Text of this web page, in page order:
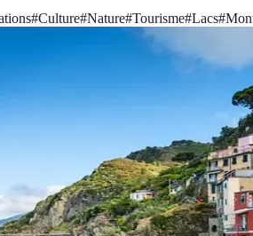
#Culture#Nature#Tourisme#Lacs#